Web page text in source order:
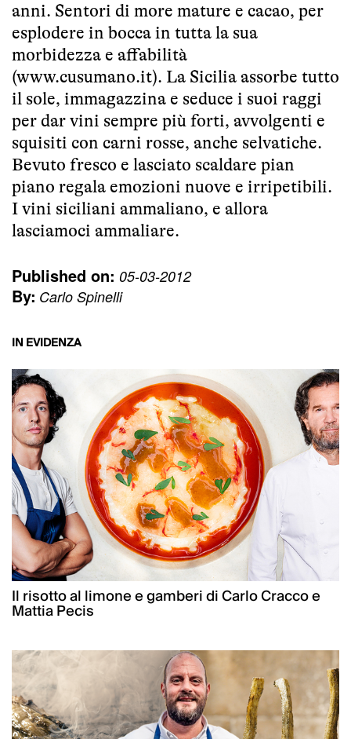
anni. Sentori di more mature e cacao, per
esplodere in bocca in tutta la sua
morbidezza e affabilità
(www.cusumano.it). La Sicilia assorbe tutto
il sole, immagazzina e seduce i suoi raggi
per dar vini sempre più forti, avvolgenti e
squisiti con carni rosse, anche selvatiche.
Bevuto fresco e lasciato scaldare pian
piano regala emozioni nuove e irripetibili.
I vini siciliani ammaliano, e allora
lasciamoci ammaliare.
Published on: 05-03-2012
By: Carlo Spinelli
IN EVIDENZA
Il risotto al limone e gamberi di Carlo Cracco e
Mattia Pecis